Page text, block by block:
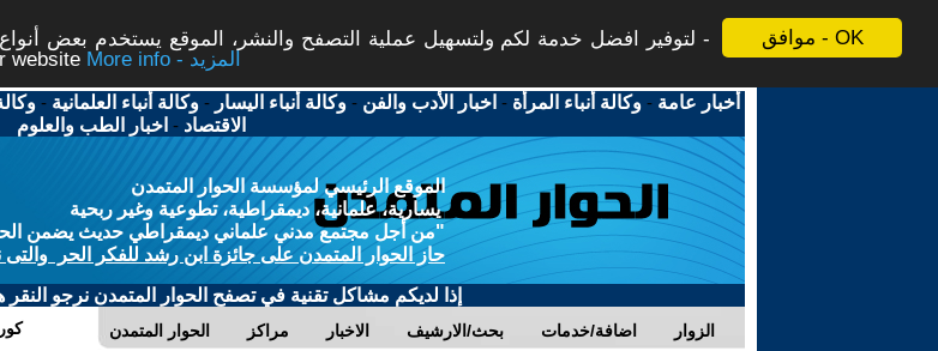
موافق - OK
لتوفير افضل خدمة لكم ولتسهيل عملية التصفح والنشر، الموقع يستخدم بعض
website
More info - المزيد
أخبار عامة -وكالة أنباء المرأة - اخبار الأدب والفن -وكالة أنباء اليسار -وكالة أنباء العلمانية -
الاقتصاد - اخبار الطب والعلوم
الموقع الرئيسي لمؤسسة الحوار المتمدن
يسارية، علمانية، ديمقراطية، تطوعية وغير ربحية
"من أجل مجتمع مدني علماني ديمقراطي حديث يضمن
حاز الحوار المتمدن على جائزة ابن رشد للفكر الحر والتى
إذا لديكم مشاكل تقنية في تصفح الحوار المتمدن نرجو النقر
الحوار المتمدن مراكز الاخبار بحث/الارشيف اضافة/خدمات الزوار